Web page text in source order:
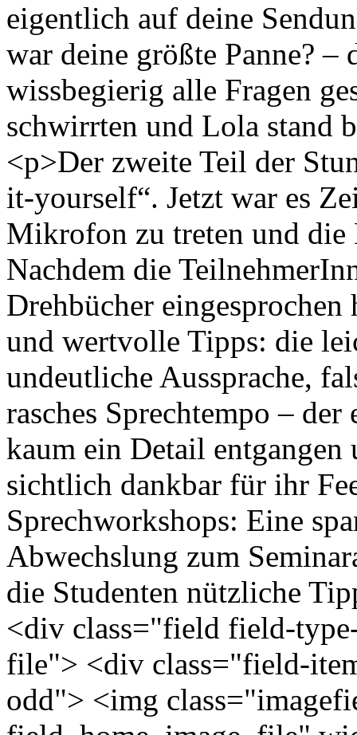
eigentlich auf deine
war deine größte Panne? –
wissbegierig alle Fragen
schwirrten und Lola stand
<p>Der zweite Teil der
it-yourself“. Jetzt war es
Mikrofon zu treten und die
Nachdem die
Drehbücher
und wertvolle Tipps: die
undeutliche Aussprache,
rasches Sprechtempo –
kaum ein Detail
sichtlich dankbar für ihr
Sprechworkshops: Eine
Abwechslung zum
die Studenten nützliche
<div class="field field-
file"> <div class="field-
odd"> <img